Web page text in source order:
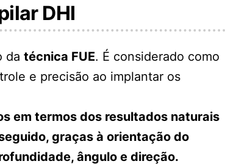
DHI
da técnica FUE. É considerado como
e precisão ao implantar os
em termos dos resultados naturais
graças à orientação do
ângulo e direção.